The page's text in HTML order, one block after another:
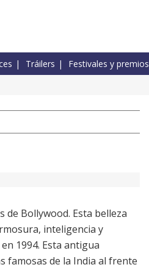
Tráilers Festivales y premios
de Bollywood. Esta belleza
inteligencia y
1994. Esta antigua
famosas de la India al frente